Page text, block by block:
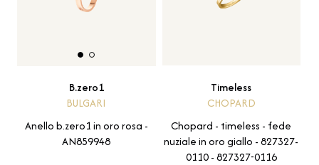
B.zero1
BULGARI
Anello b.zero1 in oro rosa -
AN859948
Timeless
CHOPARD
Chopard - timeless - fede
nuziale in oro giallo - 827327-
0110 - 827327-0116